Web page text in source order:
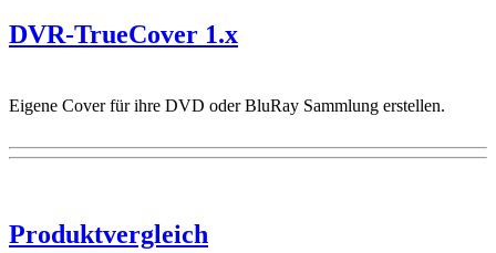
DVR-TrueCover 1.x
Eigene Cover für ihre DVD oder BluRay Sammlung erstellen.
Produktvergleich